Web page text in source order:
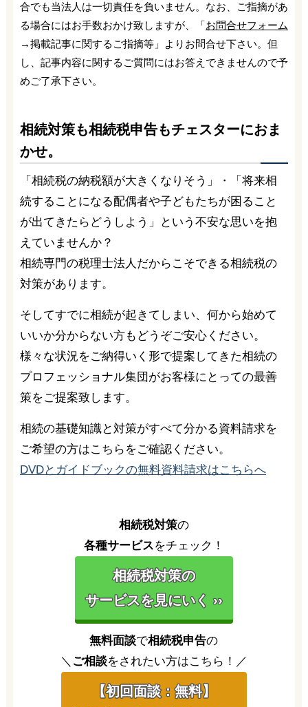
合でも当法人は一切責任を負いません。なお、ご指摘があ
る場合にはお手数おかけ致しますが、「お問合せフォーム
→掲載記事に関するご指摘等」よりお問合せ下さい。但
し、記事内容に関するご質問にはお答えできませんので予
めご了承下さい。
相続対策も相続税申告もチェスターにおま
かせ。
「相続税の納税額が大きくなりそう」・「将来相
続することになる配偶者や子どもたちが困ること
が出てきたらどうしよう」という不安な思いを抱
えていませんか？
相続専門の税理士法人だからこそできる相続税の
対策があります。
そしてすでに相続が起きてしまい、何から始めて
いいか分からない方もどうぞご安心ください。
様々な状況をご納得いく形で提案してきた相続の
プロフェッショナル集団がお客様にとっての最善
策をご提案致します。
相続の基礎知識と対策がすべて分かる資料請求を
ご希望の方はこちらをご確認ください。
DVDとガイドブックの無料資料請求はこちらへ
相続税対策の
各種サービスをチェック！
相続税対策の
サービスを見にいく ››
無料面談で相続税申告の
＼ ご相談をされたい方はこちら！／
【初回面談：無料】